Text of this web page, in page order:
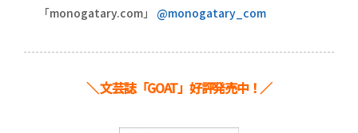
「monogatary.com」 @monogatary_com
＼ 文芸誌「GOAT」好評発売中！／